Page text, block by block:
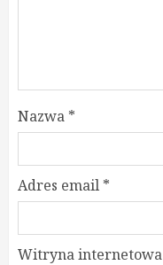
Nazwa *
Adres email *
Witryna internetowa